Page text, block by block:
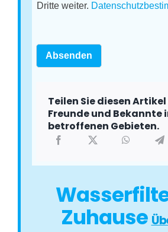
Dritte weiter.
Absenden
Teilen Sie diesen
Freunde und Bekannte
betroffenen Gebieten.
Zuhause